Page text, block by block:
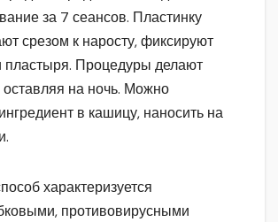
за 7 сеансов. Пластинку
срезом к наросту, фиксируют
Процедуры делают
на ночь. Можно
в кашицу, наносить на
характеризуется
противовирусными